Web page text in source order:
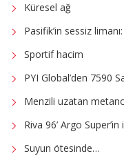
Küresel ağ
Pasifik’in sessiz
Sportif hacim
PYI Global’den 7590
Menzili uzatan
Riva 96’ Argo
Suyun ötesinde…